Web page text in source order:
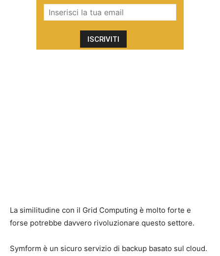
La similitudine con il Grid Computing è molto forte e
forse potrebbe davvero rivoluzionare questo settore.
Symform è un sicuro servizio di backup basato sul cloud.